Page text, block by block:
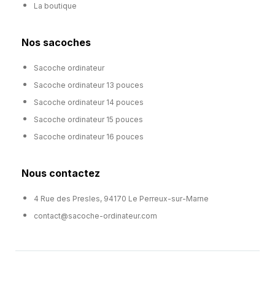
La boutique
Nos sacoches
Sacoche ordinateur
Sacoche ordinateur 13 pouces
Sacoche ordinateur 14 pouces
Sacoche ordinateur 15 pouces
Sacoche ordinateur 16 pouces
Nous contactez
4 Rue des Presles, 94170 Le Perreux-sur-Marne
contact@sacoche-ordinateur.com